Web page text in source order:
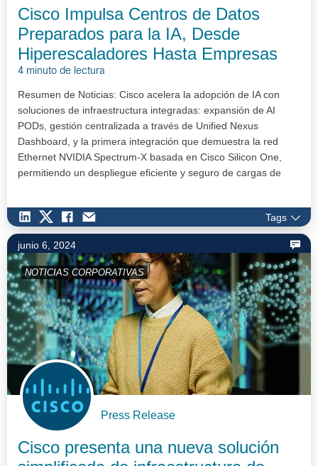
Cisco Impulsa Centros de Datos
Preparados para la IA, Desde
Hiperescaladores Hasta Empresas
4 minuto de lectura
Resumen de Noticias: Cisco acelera la adopción de IA con
soluciones de infraestructura integradas: expansión de AI
PODs, gestión centralizada a través de Unified Nexus
Dashboard, y la primera integración que demuestra la red
Ethernet NVIDIA Spectrum-X basada en Cisco Silicon One,
permitiendo un despliegue eficiente y seguro de cargas de
Tags
junio 6, 2024
NOTICIAS CORPORATIVAS
Press Release
Cisco presenta una nueva solución